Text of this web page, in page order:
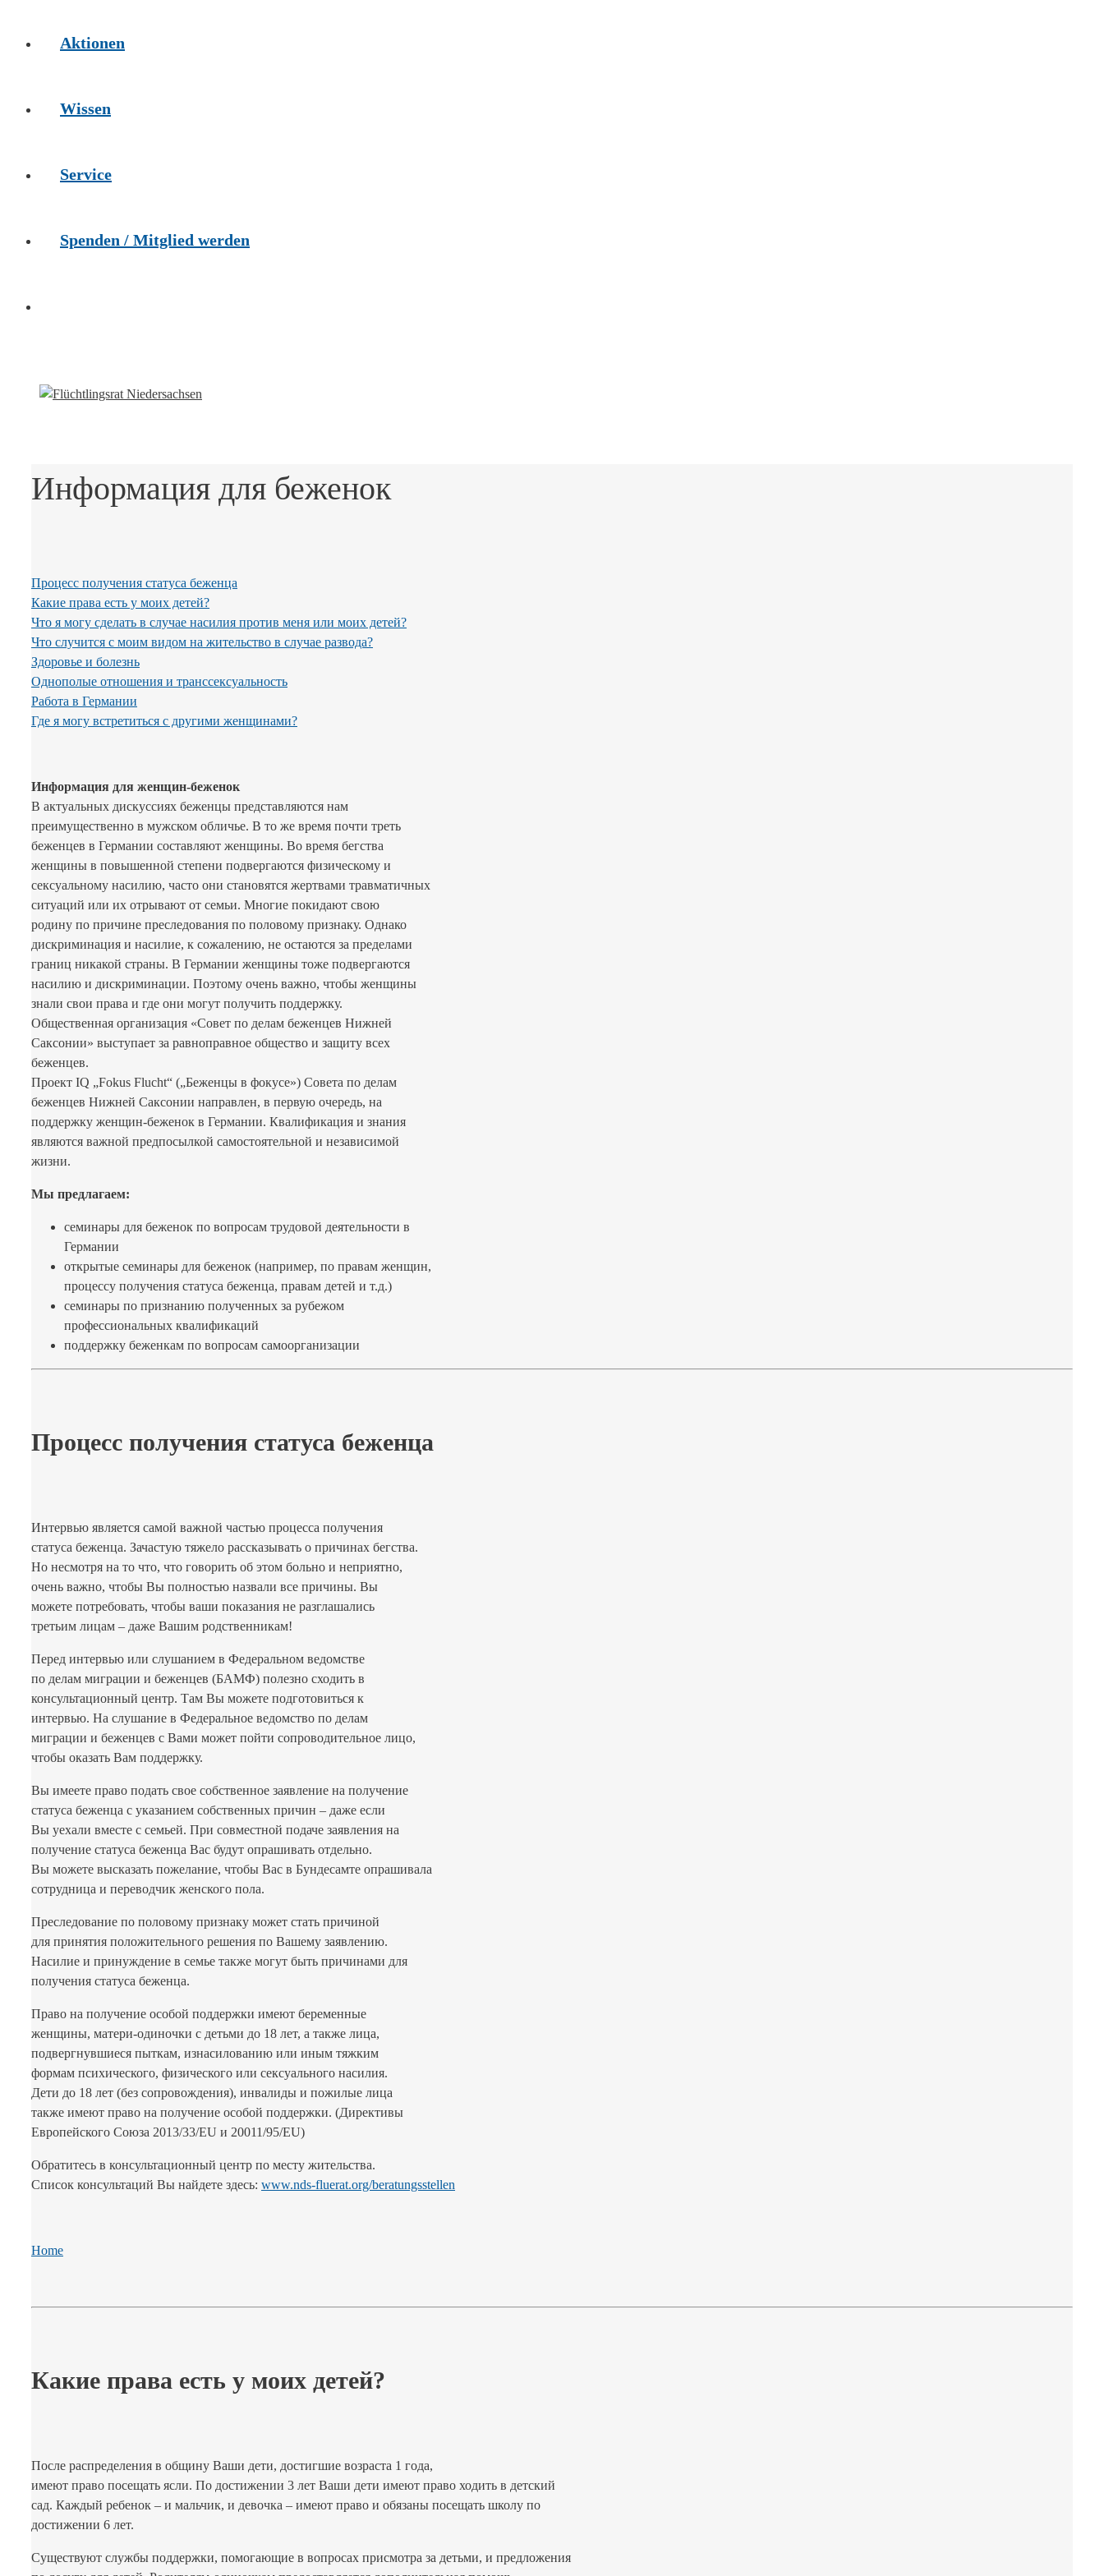
Aktionen
Wissen
Service
Spenden / Mitglied werden
Информация для беженок
Процесс получения статуса беженца
Какие права есть у моих детей?
Что я могу сделать в случае насилия против меня или моих детей?
Что случится с моим видом на жительство в случае развода?
Здоровье и болезнь
Однополые отношения и транссексуальность
Работа в Германии
Где я могу встретиться с другими женщинами?
Информация для женщин-беженок
В актуальных дискуссиях беженцы представляются нам
преимущественно в мужском обличье. В то же время почти треть
беженцев в Германии составляют женщины. Во время бегства
женщины в повышенной степени подвергаются физическому и
сексуальному насилию, часто они становятся жертвами травматичных
ситуаций или их отрывают от семьи. Многие покидают свою
родину по причине преследования по половому признаку. Однако
дискриминация и насилие, к сожалению, не остаются за пределами
границ никакой страны. В Германии женщины тоже подвергаются
насилию и дискриминации. Поэтому очень важно, чтобы женщины
знали свои права и где они могут получить поддержку.
Общественная организация «Совет по делам беженцев Нижней
Саксонии» выступает за равноправное общество и защиту всех
беженцев.
Проект IQ „Fokus Flucht“ („Беженцы в фокусе») Совета по делам
беженцев Нижней Саксонии направлен, в первую очередь, на
поддержку женщин-беженок в Германии. Квалификация и знания
являются важной предпосылкой самостоятельной и независимой
жизни.
Мы предлагаем:
семинары для беженок по вопросам трудовой деятельности в
Германии
открытые семинары для беженок (например, по правам женщин,
процессу получения статуса беженца, правам детей и т.д.)
семинары по признанию полученных за рубежом
профессиональных квалификаций
поддержку беженкам по вопросам самоорганизации
Процесс получения статуса беженца
Интервью является самой важной частью процесса получения
статуса беженца. Зачастую тяжело рассказывать о причинах бегства.
Но несмотря на то что, что говорить об этом больно и неприятно,
очень важно, чтобы Вы полностью назвали все причины. Вы
можете потребовать, чтобы ваши показания не разглашались
третьим лицам – даже Вашим родственникам!
Перед интервью или слушанием в Федеральном ведомстве
по делам миграции и беженцев (БАМФ) полезно сходить в
консультационный центр. Там Вы можете подготовиться к
интервью. На слушание в Федеральное ведомство по делам
миграции и беженцев с Вами может пойти сопроводительное лицо,
чтобы оказать Вам поддержку.
Вы имеете право подать свое собственное заявление на получение
статуса беженца с указанием собственных причин – даже если
Вы уехали вместе с семьей. При совместной подаче заявления на
получение статуса беженца Вас будут опрашивать отдельно.
Вы можете высказать пожелание, чтобы Вас в Бундесамте опрашивала
сотрудница и переводчик женского пола.
Преследование по половому признаку может стать причиной
для принятия положительного решения по Вашему заявлению.
Насилие и принуждение в семье также могут быть причинами для
получения статуса беженца.
Право на получение особой поддержки имеют беременные
женщины, матери-одиночки с детьми до 18 лет, а также лица,
подвергнувшиеся пыткам, изнасилованию или иным тяжким
формам психического, физического или сексуального насилия.
Дети до 18 лет (без сопровождения), инвалиды и пожилые лица
также имеют право на получение особой поддержки. (Директивы
Европейского Союза 2013/33/EU и 20011/95/EU)
Обратитесь в консультационный центр по месту жительства.
Список консультаций Вы найдете здесь: www.nds-fluerat.org/beratungsstellen
Home
Какие права есть у моих детей?
После распределения в общину Ваши дети, достигшие возраста 1 года,
имеют право посещать ясли. По достижении 3 лет Ваши дети имеют право ходить в детский
сад. Каждый ребенок – и мальчик, и девочка – имеют право и обязаны посещать школу по
достижении 6 лет.
Существуют службы поддержки, помогающие в вопросах присмотра за детьми, и предложения